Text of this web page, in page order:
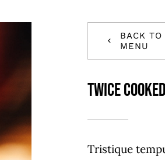
BACK TO
MENU
Twice
Tristique